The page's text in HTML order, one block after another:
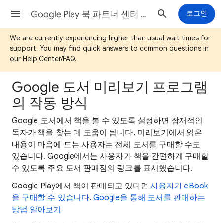
Google Play 북 파트너 센터 도움말 로그인
We are currently experiencing higher than usual wait times for
support. You may find quick answers to common questions in
our Help Center/FAQ.
Google 도서 미리보기 프로그램
의 작동 방식
Google 도서에서 책을 볼 수 있도록 설정하면 잠재적인
독자가 책을 찾는 데 도움이 됩니다. 미리보기에서 읽은
내용이 마음에 드는 사용자는 전체 도서를 구매할 수도
있습니다. Google에서는 사용자가 책을 간편하게 구매할
수 있도록 주요 도서 판매점의 링크를 표시했습니다.
Google Play에서 책이 판매되고 있다면사용자가 eBook
을 구매할 수 있습니다.Google을 통해 도서를 판매하는
방법 알아보기